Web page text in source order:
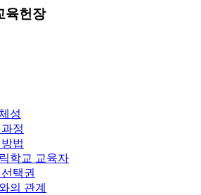
육헌장
성
정
법
학교 교육자
택권
의 관계